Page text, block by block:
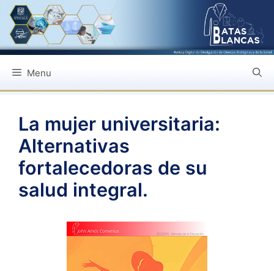
Saltar
contenido
Menu
La mujer universitaria:
Alternativas
fortalecedoras de su
salud integral.